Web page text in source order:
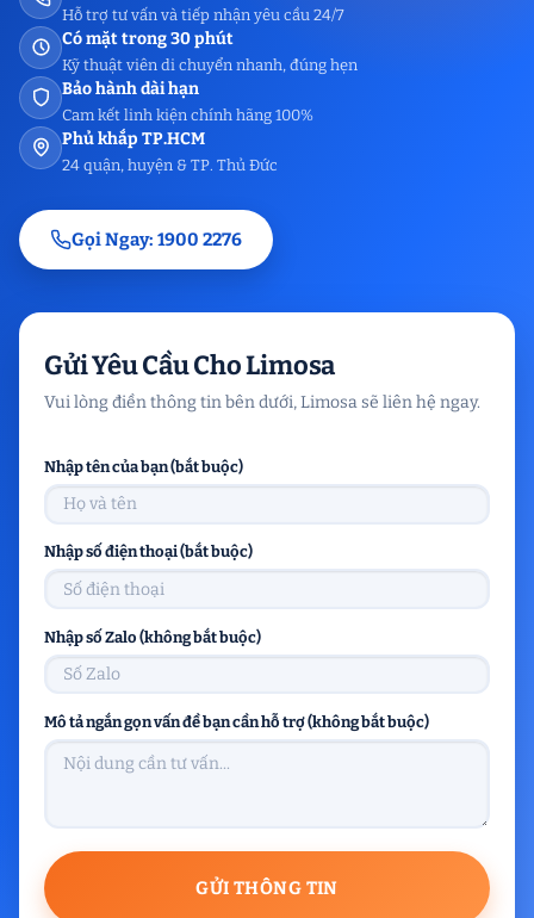
Hỗ trợ tư vấn và tiếp nhận yêu cầu 24/7
Có mặt trong 30 phút
Kỹ thuật viên di chuyển nhanh, đúng hẹn
Bảo hành dài hạn
Cam kết linh kiện chính hãng 100%
Phủ khắp TP.HCM
24 quận, huyện & TP. Thủ Đức
Gọi Ngay: 1900 2276
Gửi Yêu Cầu Cho Limosa
Vui lòng điền thông tin bên dưới, Limosa sẽ liên hệ ngay.
Nhập tên của bạn (bắt buộc)
Nhập số điện thoại (bắt buộc)
Nhập số Zalo (không bắt buộc)
Mô tả ngắn gọn vấn đề bạn cần hỗ trợ (không bắt buộc)